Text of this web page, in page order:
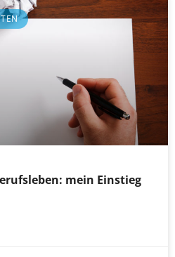
mein Einstieg